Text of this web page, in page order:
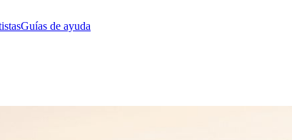
Guías de ayuda